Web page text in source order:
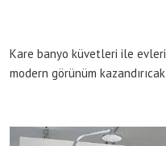
Kare banyo küvetleri ile
modern görünüm